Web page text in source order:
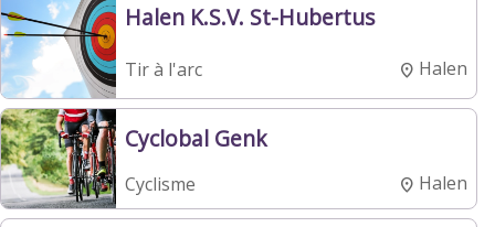
Halen K.S.V. St-Hubertus
Tir à l'arc Halen
Cyclobal Genk
Cyclisme Halen